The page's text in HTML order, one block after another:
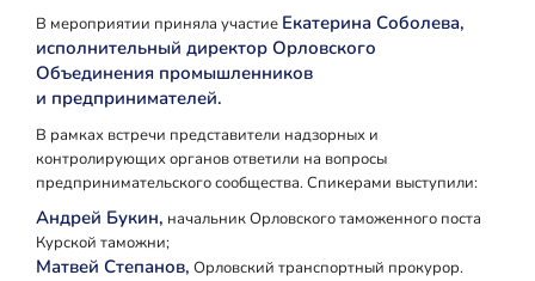
В мероприятии приняла участие Екатерина Соболева,
исполнительный директор Орловского
Объединения промышленников
и предпринимателей.
В рамках встречи представители надзорных и
контролирующих органов ответили на вопросы
предпринимательского сообщества. Спикерами выступили:
Андрей Букин, начальник Орловского таможенного поста
Курской таможни;
Матвей Степанов, Орловский транспортный прокурор.